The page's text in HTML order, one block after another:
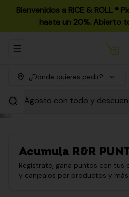
Bienvenidos a RICE & ROLL ®️
hasta un 20%. Abierto
Abrir menu de navegación
¿Dónde quieres pedir?
Agosto con todo y
Acumula R&R
Regístrate, gana puntos con tus
y canjealos por productos y más